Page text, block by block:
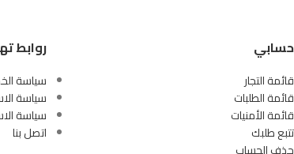
حسابي
قائمة التجار
قائمة الطلبات
قائمة الأمنيات
تتبع طلبك
روابط
سياسة
سياسة
سياسة
اتصل بنا